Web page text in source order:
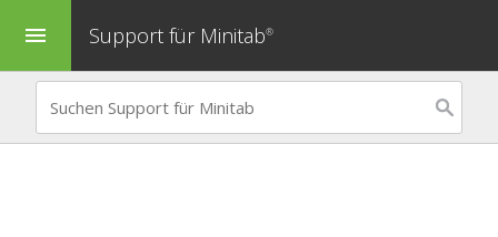
menu Support für Minitab®